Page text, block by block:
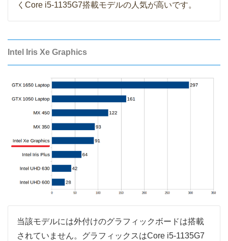
くCore i5-1135G7搭載モデルの人気が高いです。
Intel Iris Xe Graphics
当該モデルには外付けのグラフィックボードは搭載
されていません。グラフィックスはCore i5-1135G7